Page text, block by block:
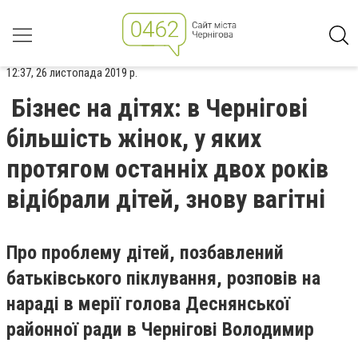
12:37, 26 листопада 2019 р.
Бізнес на дітях: в Чернігові
більшість жінок, у яких
протягом останніх двох років
відібрали дітей, знову вагітні
Про проблему дітей, позбавлений
батьківського піклування, розповів на
нараді в мерії голова Деснянської
районної ради в Чернігові Володимир